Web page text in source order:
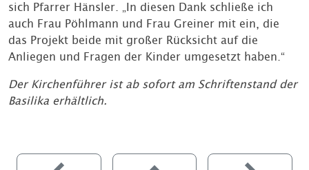
sich Pfarrer Hänsler. „In diesen Dank schließe ich
auch Frau Pöhlmann und Frau Greiner mit ein, die
das Projekt beide mit großer Rücksicht auf die
Anliegen und Fragen der Kinder umgesetzt haben.“
Der Kirchenführer ist ab sofort am Schriftenstand der
Basilika erhältlich.